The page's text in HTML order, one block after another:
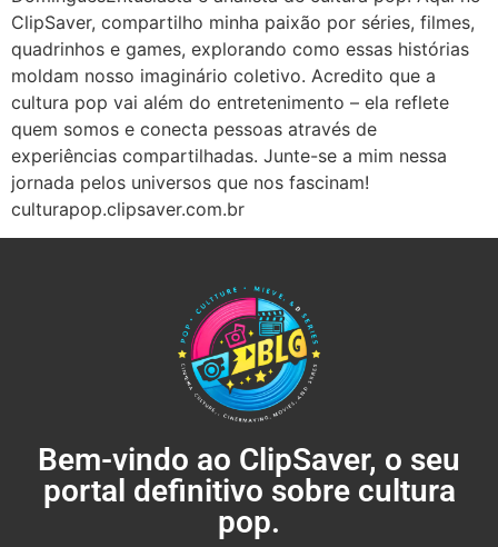
ClipSaver, compartilho minha paixão por séries, filmes,
quadrinhos e games, explorando como essas histórias
moldam nosso imaginário coletivo. Acredito que a
cultura pop vai além do entretenimento – ela reflete
quem somos e conecta pessoas através de
experiências compartilhadas. Junte-se a mim nessa
jornada pelos universos que nos fascinam!
culturapop.clipsaver.com.br
Bem-vindo ao ClipSaver, o seu
portal definitivo sobre cultura
pop.